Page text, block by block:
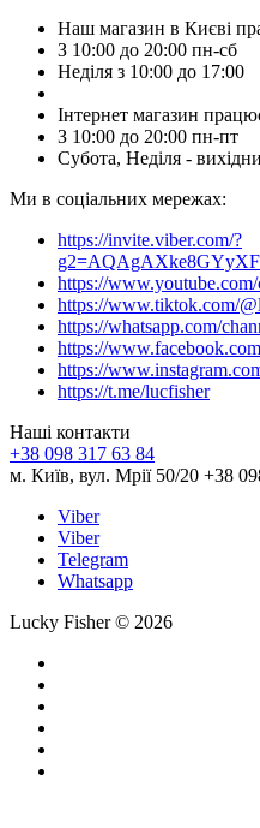
Наш магазин в Києві
З 10:00 до 20:00 пн-сб
Неділя з 10:00 до 17:00
Інтернет магазин
З 10:00 до 20:00 пн-пт
Субота, Неділя -
Ми в соціальних мережах:
https://invite.viber.com/?
https://
https://www.tiktok.com/
https://whatsapp.com/
https://
https://
https://t.me/lucfisher
Наші контакти
+38 098 317 63 84
м. Київ, вул. Мрії 50/20 +38
Viber
Viber
Telegram
Whatsapp
Lucky Fisher © 2026